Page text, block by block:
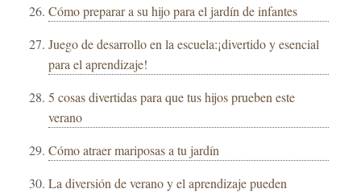
Cómo preparar a su hijo para el jardín de infantes
Juego de desarrollo en la escuela:¡divertido y esencial
para el aprendizaje!
5 cosas divertidas para que tus hijos prueben este
verano
Cómo atraer mariposas a tu jardín
La diversión de verano y el aprendizaje pueden